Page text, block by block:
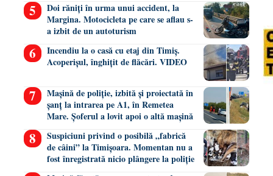
Doi răniți în urma unui accident, la
Margina. Motocicleta pe care se aflau s-
a izbit de un autoturism
Incendiu la o casă cu etaj din Timiș.
Acoperișul, înghițit de flăcări. VIDEO
Mașină de poliție, izbită și proiectată în
șanț la intrarea pe A1, în Remetea
Mare. Șoferul a lovit apoi o altă mașină
Suspiciuni privind o posibilă „fabrică
de câini” la Timișoara. Momentan nu a
fost înregistrată nicio plângere la poliție